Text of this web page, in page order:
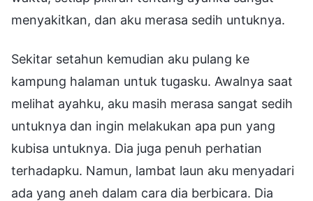
menyakitkan, dan aku merasa sedih untuknya.
Sekitar setahun kemudian aku pulang ke
kampung halaman untuk tugasku. Awalnya saat
melihat ayahku, aku masih merasa sangat sedih
untuknya dan ingin melakukan apa pun yang
kubisa untuknya. Dia juga penuh perhatian
terhadapku. Namun, lambat laun aku menyadari
ada yang aneh dalam cara dia berbicara. Dia